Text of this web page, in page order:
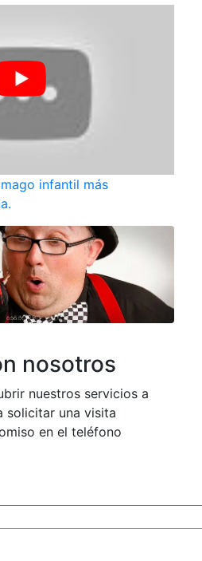
infantil más
nosotros
nuestros servicios a
solicitar una visita
en el teléfono